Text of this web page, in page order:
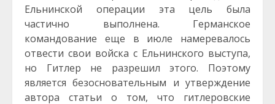
Ельнинской операции эта цель была
частично выполнена. Германское
командование еще в июле намеревалось
отвести свои войска с Ельнинского выступа,
но Гитлер не разрешил этого. Поэтому
является безосновательным и утверждение
автора статьи о том, что гитлеровские